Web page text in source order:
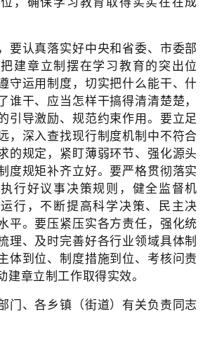
要认真落实好中央和省委、市委部
把建章立制摆在学习教育的突出位
守运用制度， 切实把什么能干、什
谁干、应当怎样干搞得清清楚楚，
引导激励、规范约束作用。要立足
，深入查找现行制度机制中不符合
的规定，紧盯薄弱环节、强化源头
度规矩补齐立好。要严格贯彻落实
行好议事决策规则，健全监督机
行，不断提高科学决策、民主决
平。要压紧压实各方责任，强化统
理、及时完善好各行业领域具体制
体到位、制度措施到位、考核问责
建章立制工作取得实效。
、各乡镇（街道）有关负责同志